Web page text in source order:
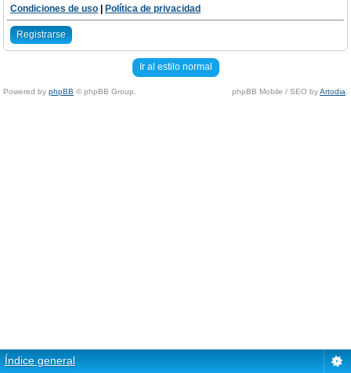
Condiciones de uso
Política de privacidad
Registrarse
Ir al estilo normal
Powered by phpBB © phpBB Group. phpBB Mobile / SEO byArtodia
Índice general